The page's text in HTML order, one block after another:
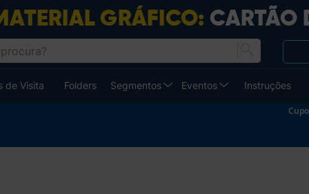
de Visita Folders Segmentos Eventos Instruções